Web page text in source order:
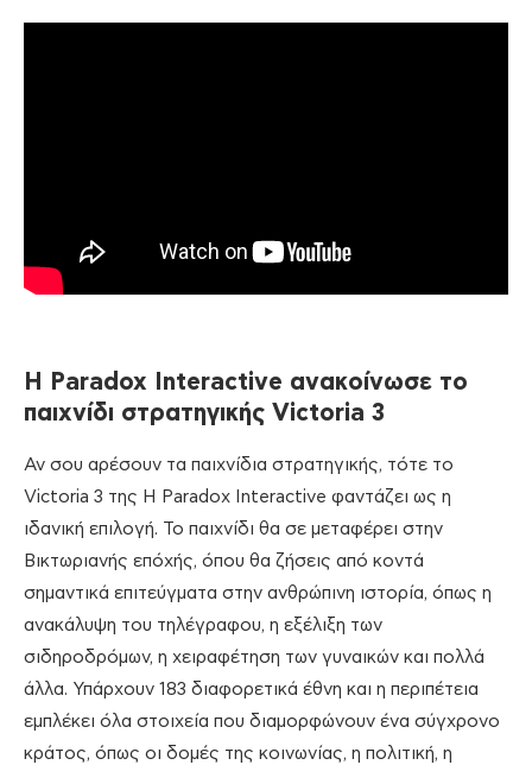
H Paradox Interactive ανακοίνωσε το
παιχνίδι στρατηγικής Victoria 3
Αν σου αρέσουν τα παιχνίδια στρατηγικής, τότε το
Victoria 3 της Η Paradox Interactive φαντάζει ως η
ιδανική επιλογή. Το παιχνίδι θα σε μεταφέρει στην
Βικτωριανής επόχής, όπου θα ζήσεις από κοντά
σημαντικά επιτεύγματα στην ανθρώπινη ιστορία, όπως η
ανακάλυψη του τηλέγραφου, η εξέλιξη των
σιδηροδρόμων, η χειραφέτηση των γυναικών και πολλά
άλλα. Υπάρχουν 183 διαφορετικά έθνη και η περιπέτεια
εμπλέκει όλα στοιχεία που διαμορφώνουν ένα σύγχρονο
κράτος, όπως οι δομές της κοινωνίας, η πολιτική, η